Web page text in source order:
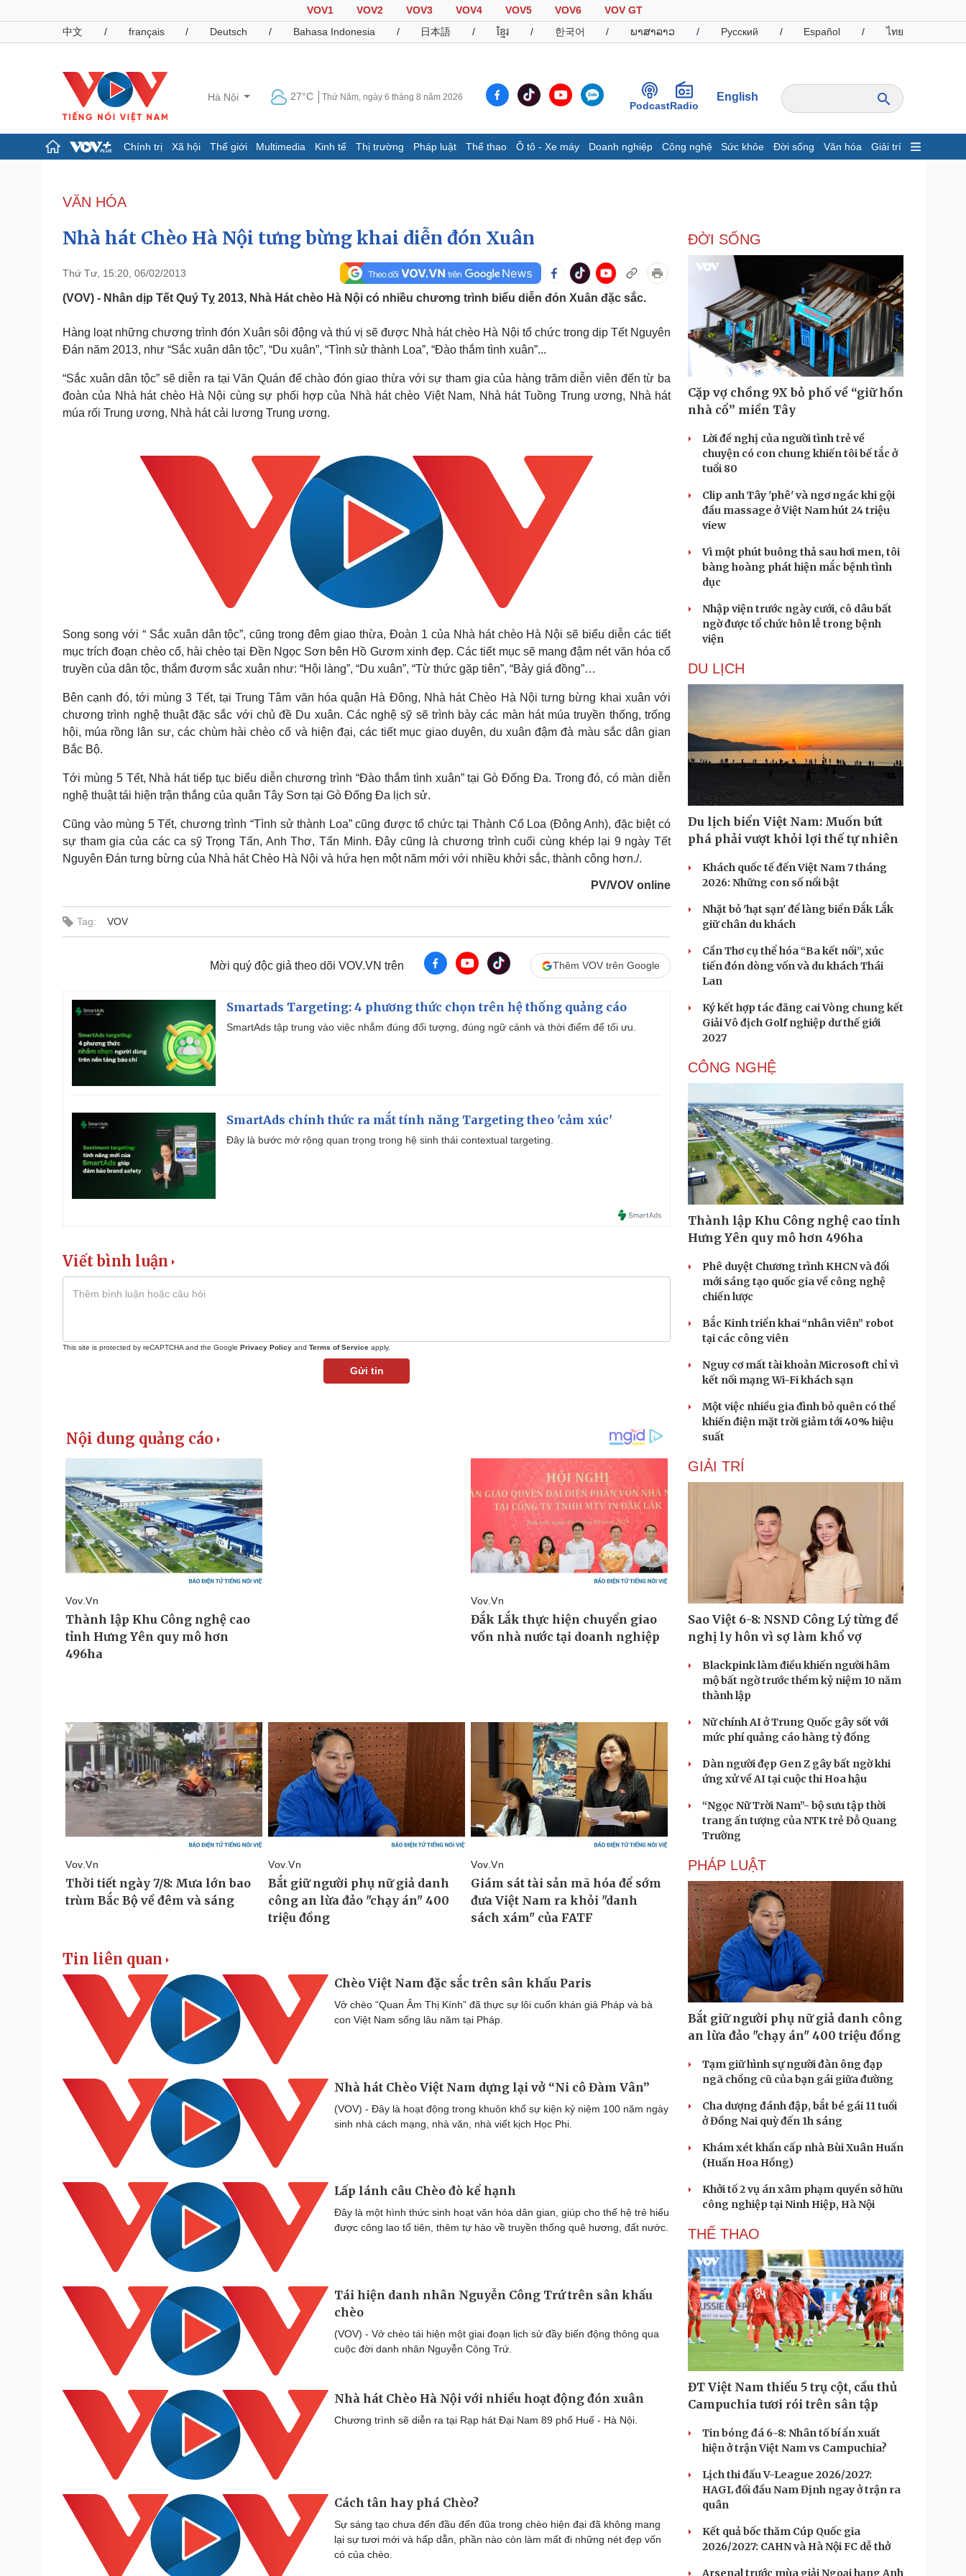
VOV1 VOV2 VOV3 VOV4 VOV5 VOV6
VOV GT
中文
/ français / Deutsch / Bahasa Indonesia / 日本語 / ខ្មែរ / 한국어 / ພາສາລາວ / Русский / Español / ไทย
Hà Nội 27°C Thứ Năm, ngày 6 tháng 8 năm 2026
PodcastRadio
English
Chính trị Xã hội Thế giới Multimedia Kinh tế Thị trường Pháp luật Thể thao Ô tô - Xe máy Doanh nghiệp Công nghệ Sức khỏe Đời sống Văn hóa Giải trí
Đảng
Tổ chức nhân sự
Nhận diện sự thật
Dấu ấn VOV
Infographic
Giá cà phê
Pháp luật
Tin nóng
Tư vấn luật
Quân sự - Quốc phòng
Việt Nam
Phân tích
Thể thao
Lịch thi đấu bóng đá
Thế giới thể thao
Hậu trường
Ô tô - Xe máy
Xe máy
Tư vấn
Doanh nghiệp
Thông tin doanh nghiệp
Doanh nghiệp 24h
Doanh nhân
Công nghệ
Sành điệu
Tin Công nghệ
Trải nghiệm
Chuyển đổi số
Sức khỏe
Dinh dưỡng - món ngon
Đời sống
Nhà đẹp
Văn hóa
Giải trí
Du lịch
Podcast
Câu chuyện thời sự
Đọc truyện đêm khuya
Cửa sổ tình yêu
VĂN HÓA
Nhà hát Chèo Hà Nội tưng bừng khai diễn đón Xuân
Thứ Tư, 15:20, 06/02/2013
(VOV) - Nhân dịp Tết Quý Tỵ 2013, Nhà Hát chèo Hà Nội có nhiều chương trình biểu diễn đón Xuân đặc sắc.
Hàng loạt những chương trình đón Xuân sôi động và thú vị sẽ được Nhà hát chèo Hà Nội tổ chức trong dịp Tết Nguyên
Đán năm 2013, như “Sắc xuân dân tộc”, “Du xuân”, “Tình sử thành Loa”, “Đào thắm tình xuân”...
“Sắc xuân dân tộc” sẽ diễn ra tại Văn Quán để chào đón giao thừa với sự tham gia của hàng trăm diễn viên đến từ ba
đoàn của Nhà hát chèo Hà Nội cùng sự phối hợp của Nhà hát chèo Việt Nam, Nhà hát Tuồng Trung ương, Nhà hát
múa rối Trung ương, Nhà hát cải lương Trung ương.
Song song với “ Sắc xuân dân tộc”, cũng trong đêm giao thừa, Đoàn 1 của Nhà hát chèo Hà Nội sẽ biểu diễn các tiết
mục trích đoạn chèo cổ, hài chèo tại Đền Ngọc Sơn bên Hồ Gươm xinh đẹp. Các tiết mục sẽ mang đậm nét văn hóa cổ
truyền của dân tộc, thắm đượm sắc xuân như: “Hội làng”, “Du xuân”, “Từ thức gặp tiên”, “Bảy giá đồng”…
Bên cạnh đó, tới mùng 3 Tết, tại Trung Tâm văn hóa quận Hà Đông, Nhà hát Chèo Hà Nội tưng bừng khai xuân với
chương trình nghệ thuật đặc sắc với chủ đề Du xuân. Các nghệ sỹ sẽ trình bày các màn hát múa truyền thống, trống
hội, múa rồng lân sư, các chùm hài chèo cổ và hiện đại, các tiết mục giao duyên, du xuân đậm đà màu sắc dân gian
Bắc Bộ.
Tới mùng 5 Tết, Nhà hát tiếp tục biểu diễn chương trình “Đào thắm tình xuân” tại Gò Đống Đa. Trong đó, có màn diễn
nghệ thuật tái hiện trận thắng của quân Tây Sơn tại Gò Đống Đa lịch sử.
Cũng vào mùng 5 Tết, chương trình “Tình sử thành Loa” cũng được tổ chức tại Thành Cổ Loa (Đông Anh), đặc biệt có
sự tham gia của các ca sỹ Trọng Tấn, Anh Thơ, Tấn Minh. Đây cũng là chương trình cuối cùng khép lại 9 ngày Tết
Nguyên Đán tưng bừng của Nhà hát Chèo Hà Nội và hứa hẹn một năm mới với nhiều khởi sắc, thành công hơn./.
PV/VOV online
Tag: VOV
Mời quý độc giả theo dõi VOV.VN trên Thêm VOV trên Google
Smartads Targeting: 4 phương thức chọn trên hệ thống quảng cáo
SmartAds tập trung vào việc nhắm đúng đối tượng, đúng ngữ cảnh và thời điểm để tối ưu.
SmartAds chính thức ra mắt tính năng Targeting theo 'cảm xúc'
Đây là bước mở rộng quan trọng trong hệ sinh thái contextual targeting.
Viết bình luận
This site is protected by reCAPTCHA and the Google Privacy Policy and Terms of Service apply.
Gửi tin
Tin liên quan
Chèo Việt Nam đặc sắc trên sân khấu Paris
Vở chèo “Quan Âm Thị Kính” đã thực sự lôi cuốn khán giả Pháp và bà
con Việt Nam sống lâu năm tại Pháp.
Nhà hát Chèo Việt Nam dựng lại vở “Ni cô Đàm Vân”
(VOV) - Đây là hoạt động trong khuôn khổ sự kiện kỷ niệm 100 năm ngày
sinh nhà cách mạng, nhà văn, nhà viết kịch Học Phi.
Lấp lánh câu Chèo đò kể hạnh
Đây là một hình thức sinh hoạt văn hóa dân gian, giúp cho thế hệ trẻ hiểu
được công lao tổ tiên, thêm tự hào về truyền thống quê hương, đất nước.
Tái hiện danh nhân Nguyễn Công Trứ trên sân khấu
chèo
(VOV) - Vở chèo tái hiện một giai đoạn lịch sử đầy biến động thông qua
cuộc đời danh nhân Nguyễn Công Trứ.
Nhà hát Chèo Hà Nội với nhiều hoạt động đón xuân
Chương trình sẽ diễn ra tại Rạp hát Đại Nam 89 phố Huế - Hà Nội.
Cách tân hay phá Chèo?
Sự sáng tạo chưa đến đầu đến đũa trong chèo hiện đại đã không mang
lại sự tươi mới và hấp dẫn, phần nào còn làm mất đi những nét đẹp vốn
có của chèo.
ĐỜI SỐNG
Cặp vợ chồng 9X bỏ phố về “giữ hồn
nhà cổ” miền Tây
Lời đề nghị của người tình trẻ về
chuyện có con chung khiến tôi bế tắc ở
tuổi 80
Clip anh Tây 'phê' và ngơ ngác khi gội
đầu massage ở Việt Nam hút 24 triệu
view
Vì một phút buông thả sau hơi men, tôi
bàng hoàng phát hiện mắc bệnh tình
dục
Nhập viện trước ngày cưới, cô dâu bất
ngờ được tổ chức hôn lễ trong bệnh
viện
DU LỊCH
Du lịch biển Việt Nam: Muốn bứt
phá phải vượt khỏi lợi thế tự nhiên
Khách quốc tế đến Việt Nam 7 tháng
2026: Những con số nổi bật
Nhặt bỏ 'hạt sạn' để làng biển Đắk Lắk
giữ chân du khách
Cần Thơ cụ thể hóa “Ba kết nối”, xúc
tiến đón dòng vốn và du khách Thái
Lan
Ký kết hợp tác đăng cai Vòng chung kết
Giải Vô địch Golf nghiệp dư thế giới
2027
CÔNG NGHỆ
Thành lập Khu Công nghệ cao tỉnh
Hưng Yên quy mô hơn 496ha
Phê duyệt Chương trình KHCN và đổi
mới sáng tạo quốc gia về công nghệ
chiến lược
Bắc Kinh triển khai “nhân viên” robot
tại các công viên
Nguy cơ mất tài khoản Microsoft chỉ vì
kết nối mạng Wi-Fi khách sạn
Một việc nhiều gia đình bỏ quên có thể
khiến điện mặt trời giảm tới 40% hiệu
suất
GIẢI TRÍ
Sao Việt 6-8: NSND Công Lý từng đề
nghị ly hôn vì sợ làm khổ vợ
Blackpink làm điều khiến người hâm
mộ bất ngờ trước thềm kỷ niệm 10 năm
thành lập
Nữ chính AI ở Trung Quốc gây sốt với
mức phí quảng cáo hàng tỷ đồng
Dàn người đẹp Gen Z gây bất ngờ khi
ứng xử về AI tại cuộc thi Hoa hậu
“Ngọc Nữ Trời Nam”- bộ sưu tập thời
trang ấn tượng của NTK trẻ Đỗ Quang
Trường
PHÁP LUẬT
Bắt giữ người phụ nữ giả danh công
an lừa đảo "chạy án" 400 triệu đồng
Tạm giữ hình sự người đàn ông đạp
ngã chồng cũ của bạn gái giữa đường
Cha dượng đánh đập, bắt bé gái 11 tuổi
ở Đồng Nai quỳ đến 1h sáng
Khám xét khẩn cấp nhà Bùi Xuân Huấn
(Huấn Hoa Hồng)
Khởi tố 2 vụ án xâm phạm quyền sở hữu
công nghiệp tại Ninh Hiệp, Hà Nội
THỂ THAO
ĐT Việt Nam thiếu 5 trụ cột, cầu thủ
Campuchia tươi rói trên sân tập
Tin bóng đá 6-8: Nhân tố bí ẩn xuất
hiện ở trận Việt Nam vs Campuchia?
Lịch thi đấu V-League 2026/2027:
HAGL đối đầu Nam Định ngay ở trận ra
quân
Kết quả bốc thăm Cúp Quốc gia
2026/2027: CAHN và Hà Nội FC dễ thở
Arsenal trước mùa giải Ngoại hạng Anh